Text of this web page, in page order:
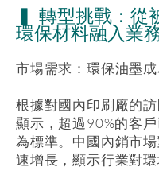
▍ 轉型挑戰：從
環保材料融入業
市場需求：環保油墨
根據對國內印刷廠的
顯示，超過90%的客
為標準。中國內銷市
速增長，顯示行業對